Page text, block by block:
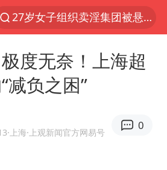
27岁女子组织卖淫集团被悬赏通缉
泰国校园枪击案死亡人数升至7人
改名后的“青海拉面”店
公司“上四休三”但要降薪1000元
度无奈！上海超
减负之困”
·上海·上观新闻官方网易号
0